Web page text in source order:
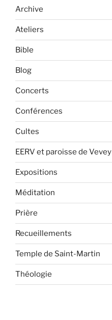
Archive
Ateliers
Bible
Blog
Concerts
Conférences
Cultes
EERV et paroisse de Vevey
Expositions
Méditation
Prière
Recueillements
Temple de Saint-Martin
Théologie